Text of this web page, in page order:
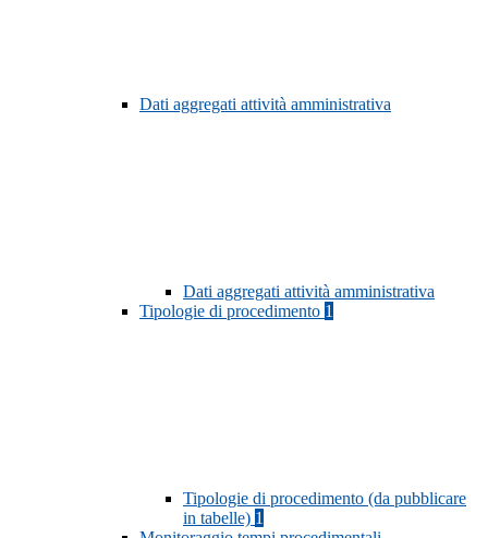
Dati aggregati attività amministrativa
Dati aggregati attività amministrativa
Tipologie di procedimento 1
Tipologie di procedimento (da pubblicare
in tabelle) 1